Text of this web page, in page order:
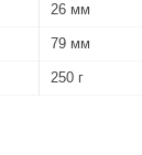
26 мм
79 мм
250 г